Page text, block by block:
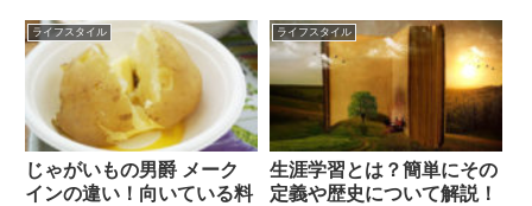
に住んでみて初めて分かることも
あるでしょう。そして、そこで初
めて後悔するのです。そこで今回
は、家づくりで失敗して後悔し
しまうという方もいるのでは!?
「会社のあたりをゴジラが歩いて
くれないかな…」とつぶやいてい
る方がいるほどなので、「月曜
日...
ライフスタイル
じゃがいもの男爵 メーク
インの違い！向いている料
ライフスタイル
生涯学習とは？簡単にその
定義や歴史について解説！